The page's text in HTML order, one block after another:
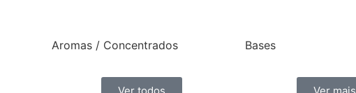
Aromas / Concentrados Bases